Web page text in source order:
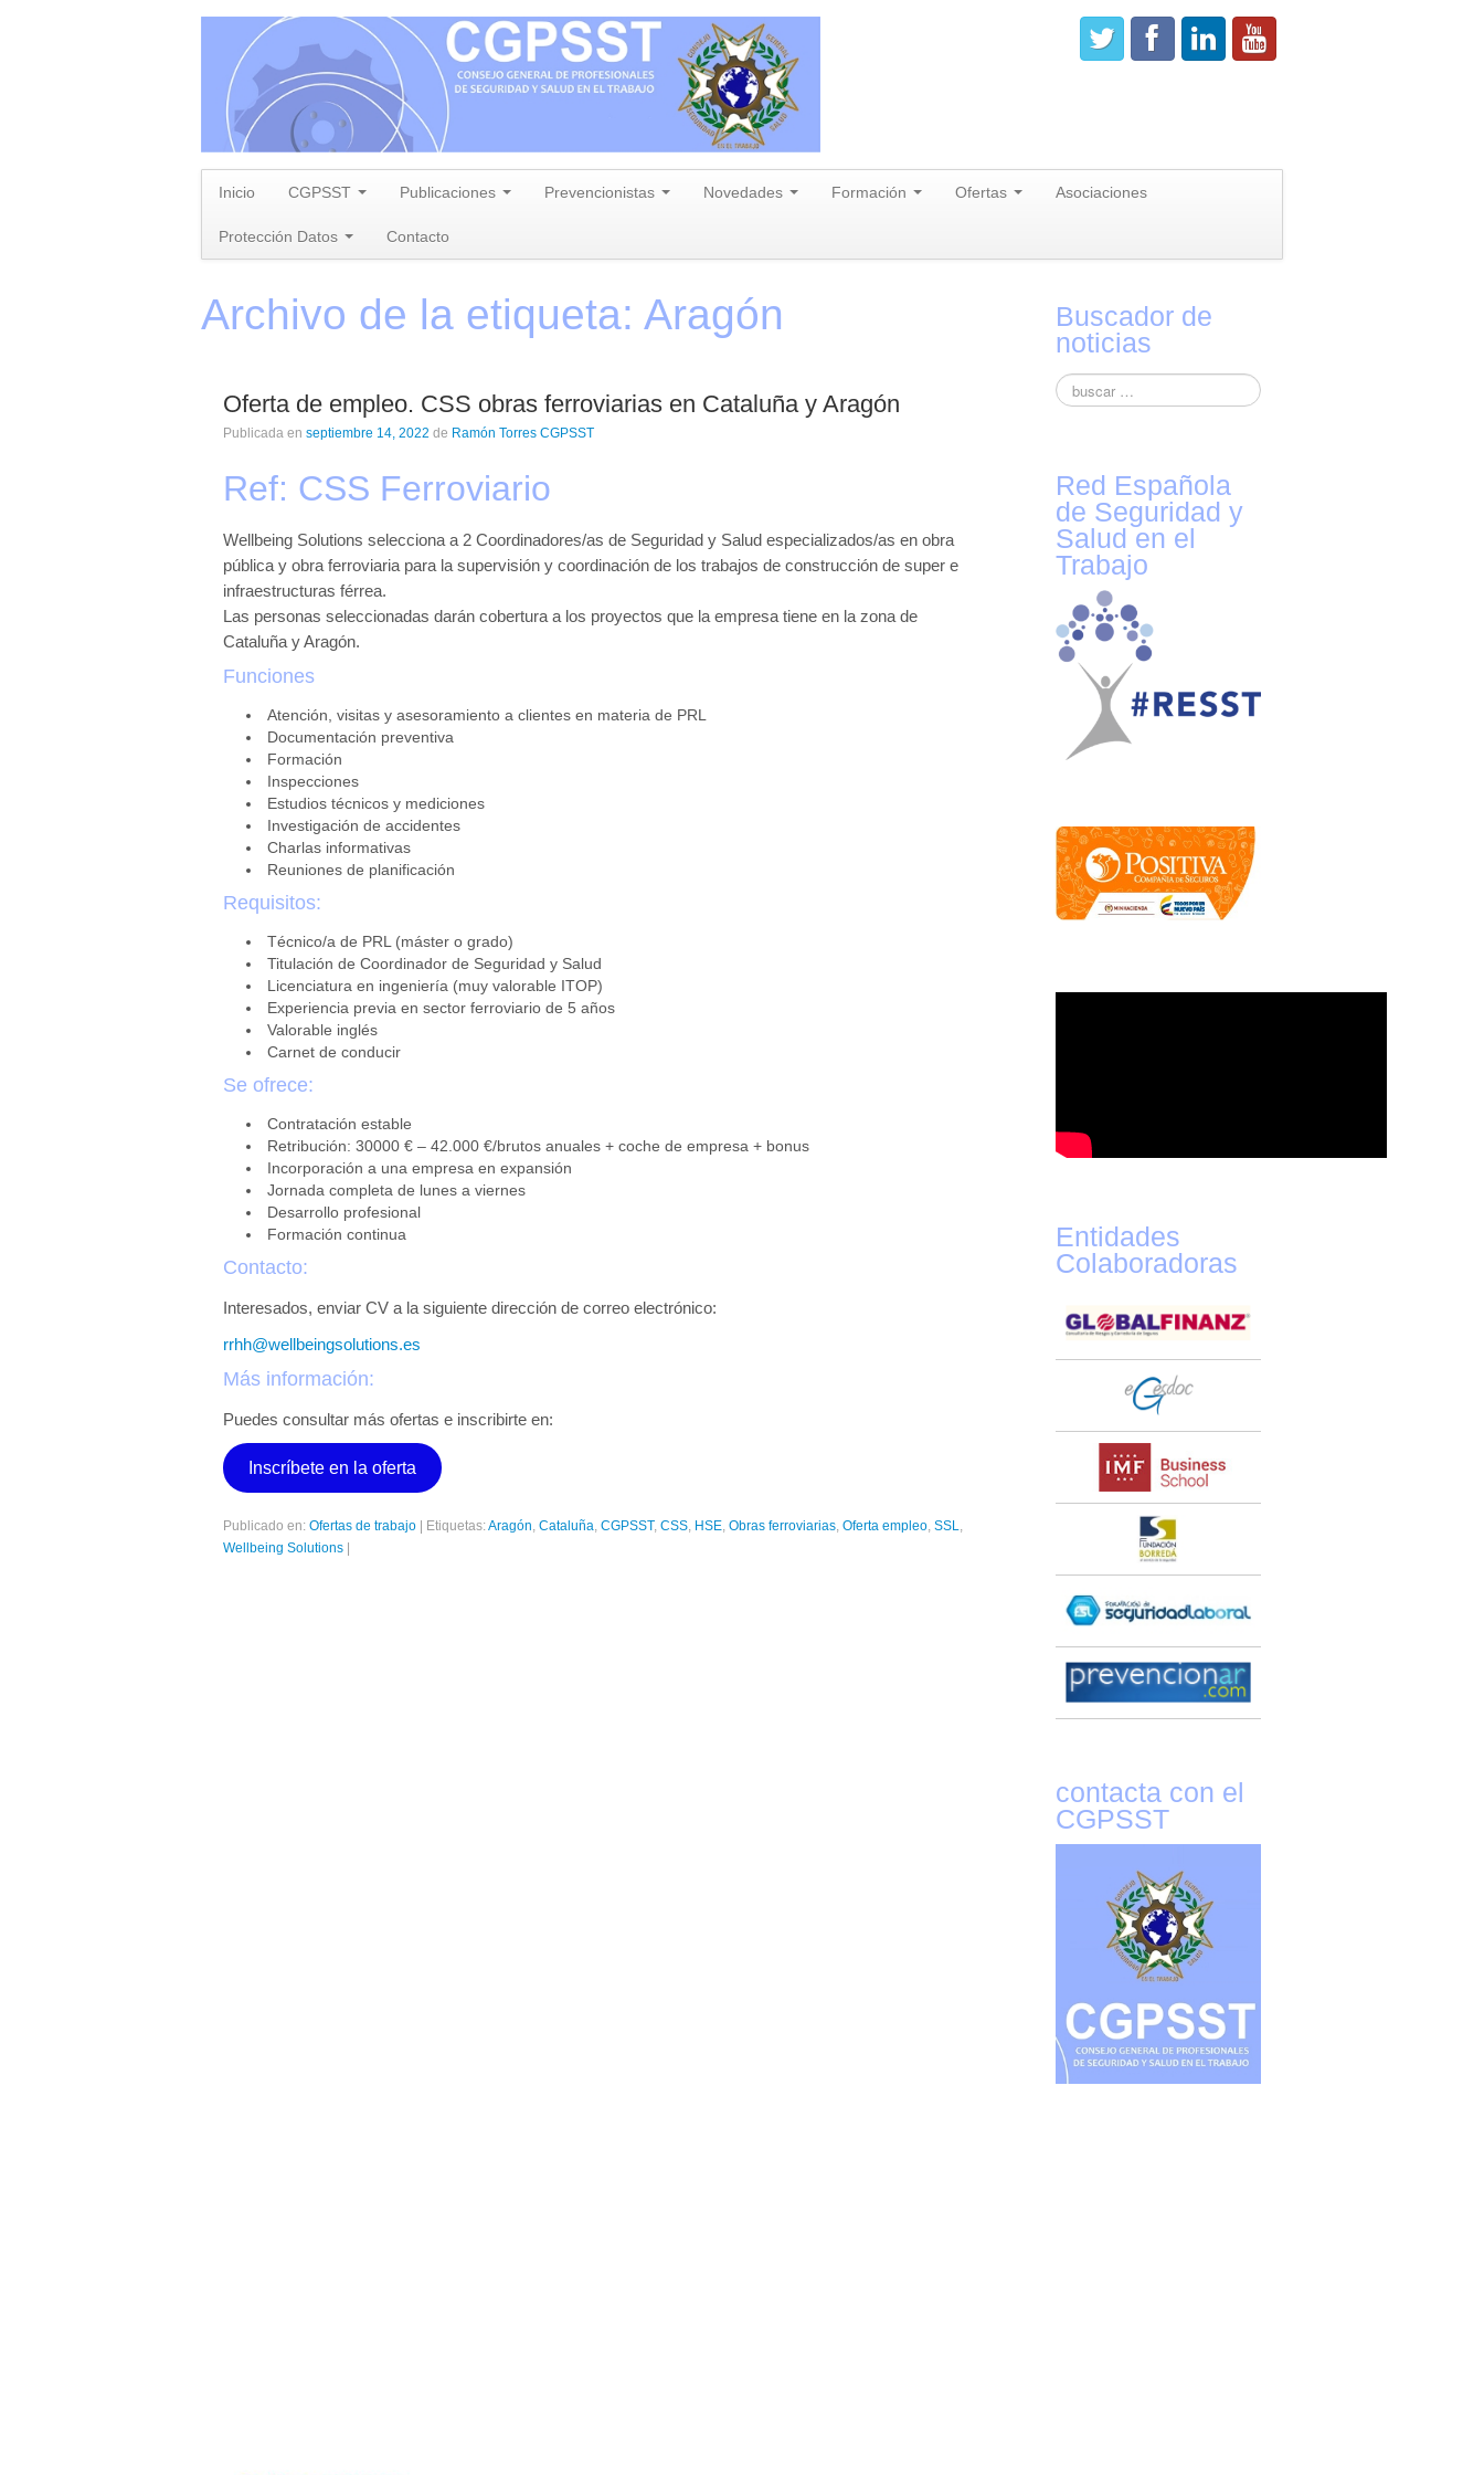
Inicio CGPSST Publicaciones Prevencionistas Novedades Formación Ofertas Asociaciones
Protección Datos Contacto
Archivo de la etiqueta: Aragón
Oferta de empleo. CSS obras ferroviarias en Cataluña y Aragón
Publicada en septiembre 14, 2022 de Ramón Torres CGPSST
Ref: CSS Ferroviario
Wellbeing Solutions selecciona a 2 Coordinadores/as de Seguridad y Salud especializados/as en obra
pública y obra ferroviaria para la supervisión y coordinación de los trabajos de construcción de super e
infraestructuras férrea.
Las personas seleccionadas darán cobertura a los proyectos que la empresa tiene en la zona de
Cataluña y Aragón.
Funciones
Atención, visitas y asesoramiento a clientes en materia de PRL
Documentación preventiva
Formación
Inspecciones
Estudios técnicos y mediciones
Investigación de accidentes
Charlas informativas
Reuniones de planificación
Requisitos:
Técnico/a de PRL (máster o grado)
Titulación de Coordinador de Seguridad y Salud
Licenciatura en ingeniería (muy valorable ITOP)
Experiencia previa en sector ferroviario de 5 años
Valorable inglés
Carnet de conducir
Se ofrece:
Contratación estable
Retribución: 30000 € – 42.000 €/brutos anuales + coche de empresa + bonus
Incorporación a una empresa en expansión
Jornada completa de lunes a viernes
Desarrollo profesional
Formación continua
Contacto:
Interesados, enviar CV a la siguiente dirección de correo electrónico:
rrhh@wellbeingsolutions.es
Más información:
Puedes consultar más ofertas e inscribirte en:
Inscríbete en la oferta
Publicado en: Ofertas de trabajo Etiquetas:Aragón, Cataluña, CGPSST, CSS, HSE, Obras ferroviarias, Oferta empleo, SSL,
Wellbeing Solutions
Buscador de
noticias
Red Española
de Seguridad y
Salud en el
Trabajo
Entidades
Colaboradoras
contacta con el
CGPSST